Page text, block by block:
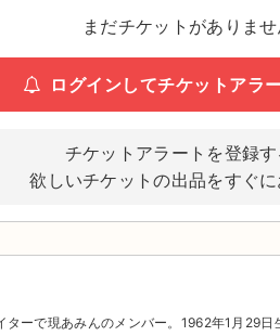
まだチケットがありませ
ログインしてチケットアラ
チケットアラートを登録す
欲しいチケットの出品をすぐ
ターで現あみんのメンバー。1962年1月29